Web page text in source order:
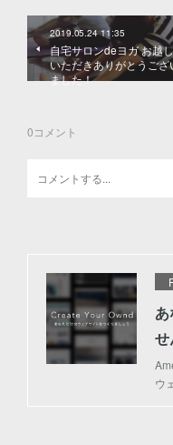
2019.05.24 11:35
自宅サロンdeヨガ お越し
いただきありがとうござ
ました！
0コメント
せ
ウ